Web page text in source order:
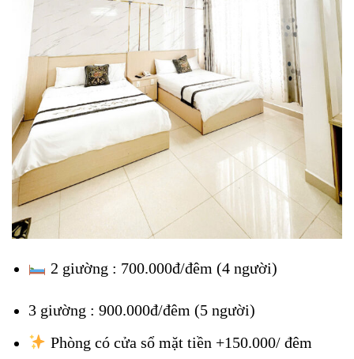
2 giường : 700.000đ/đêm (4 người)
3 giường : 900.000đ/đêm (5 người)
Phòng có cửa sổ mặt tiền +150.000/ đêm